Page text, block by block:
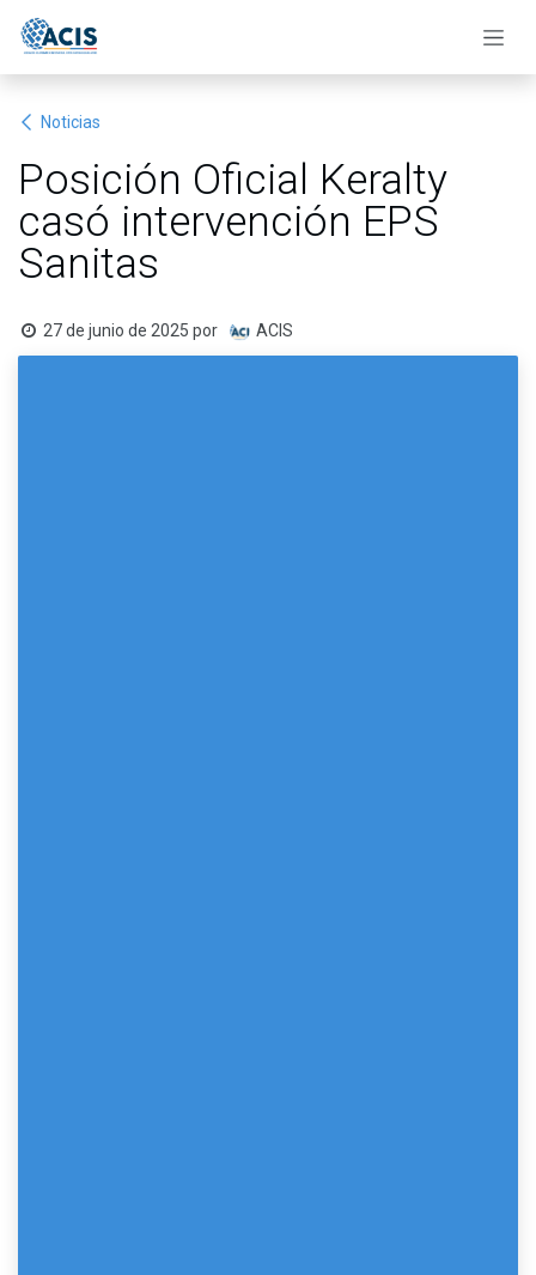
Noticias
Posición Oficial Keralty
casó intervención EPS
Sanitas
27 de junio de 2025 por ACIS